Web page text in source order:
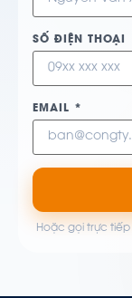
SỐ ĐIỆN THOẠI
EMAIL *
Hoặc gọi trực tiếp